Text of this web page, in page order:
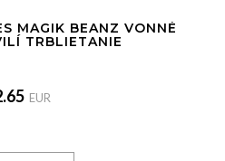
MAGIK BEANZ VONNÉ
TRBLIETANIE
EUR